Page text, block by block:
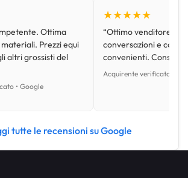
Ottima
Prezzi equi
altri grossisti del
• Google
★★★★★
“Ottimo venditore,
conversazioni e con
convenienti.
Acquirente verificato •
tutte le recensioni su Google